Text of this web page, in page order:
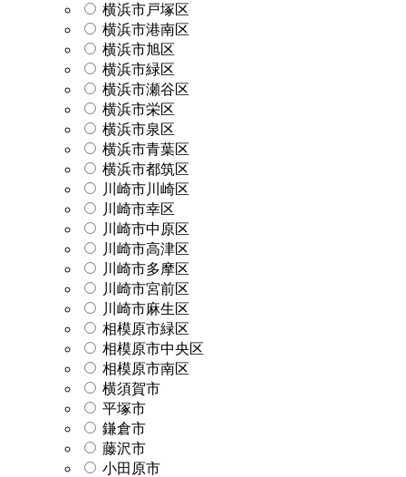
横浜市戸塚区
横浜市港南区
横浜市旭区
横浜市緑区
横浜市瀬谷区
横浜市栄区
横浜市泉区
横浜市青葉区
横浜市都筑区
川崎市川崎区
川崎市幸区
川崎市中原区
川崎市高津区
川崎市多摩区
川崎市宮前区
川崎市麻生区
相模原市緑区
相模原市中央区
相模原市南区
横須賀市
平塚市
鎌倉市
藤沢市
小田原市